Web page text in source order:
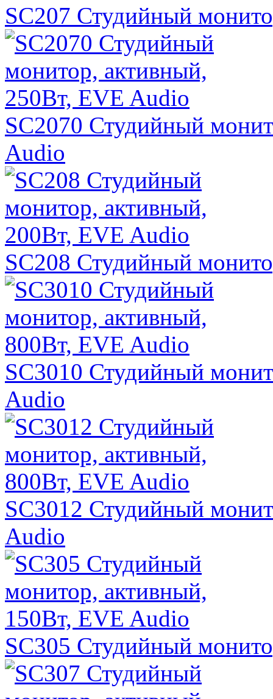
SC207 Студийный
SC2070 Студийный
Audio
SC208 Студийный
SC3010 Студийный
Audio
SC3012 Студийный
Audio
SC305 Студийный